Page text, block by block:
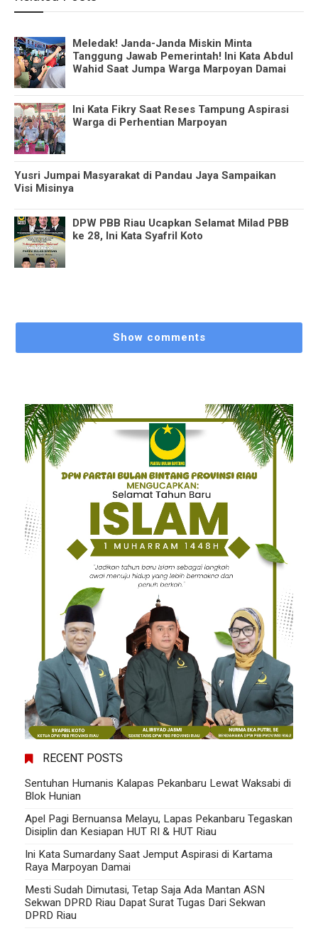
Meledak! Janda-Janda Miskin Minta
Tanggung Jawab Pemerintah! Ini Kata Abdul
Wahid Saat Jumpa Warga Marpoyan Damai
Ini Kata Fikry Saat Reses Tampung Aspirasi
Warga di Perhentian Marpoyan
Yusri Jumpai Masyarakat di Pandau Jaya Sampaikan
Visi Misinya
DPW PBB Riau Ucapkan Selamat Milad PBB
ke 28, Ini Kata Syafril Koto
Show comments
RECENT POSTS
Sentuhan Humanis Kalapas Pekanbaru Lewat Waksabi di
Blok Hunian
Apel Pagi Bernuansa Melayu, Lapas Pekanbaru Tegaskan
Disiplin dan Kesiapan HUT RI & HUT Riau
Ini Kata Sumardany Saat Jemput Aspirasi di Kartama
Raya Marpoyan Damai
Mesti Sudah Dimutasi, Tetap Saja Ada Mantan ASN
Sekwan DPRD Riau Dapat Surat Tugas Dari Sekwan
DPRD Riau